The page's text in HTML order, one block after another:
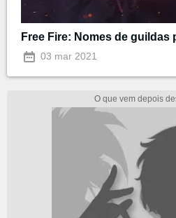
Free Fire: Nomes de guildas
03 mar 2021